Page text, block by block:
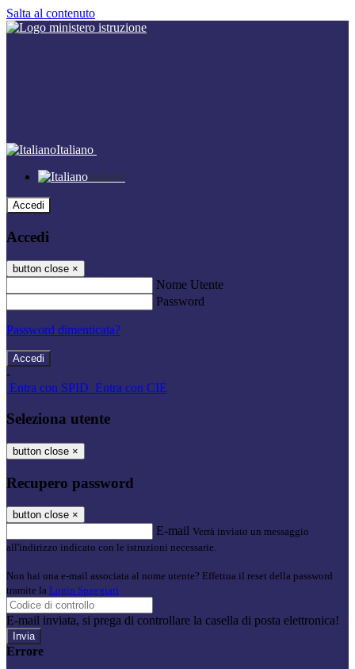
Salta al contenuto
Italiano
Italiano
Accedi
Accedi
button close ×
Nome Utente
Password
Password dimenticata?
-
Entra con SPID Entra con CIE
Seleziona utente
button close ×
Recupero password
button close ×
E-mail Verrà inviato un messaggio
all'indirizzo indicato con le istruzioni necessarie.
Non hai una e-mail associata al nome utente? Effettua il reset della password
tramite la Login Spaggiari
E-mail inviata, si prega di controllare la casella di posta elettronica!
Errore